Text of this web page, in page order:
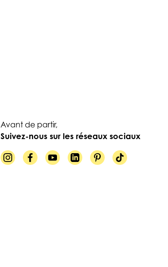
Avant de partir,
Suivez-nous sur les réseaux sociaux